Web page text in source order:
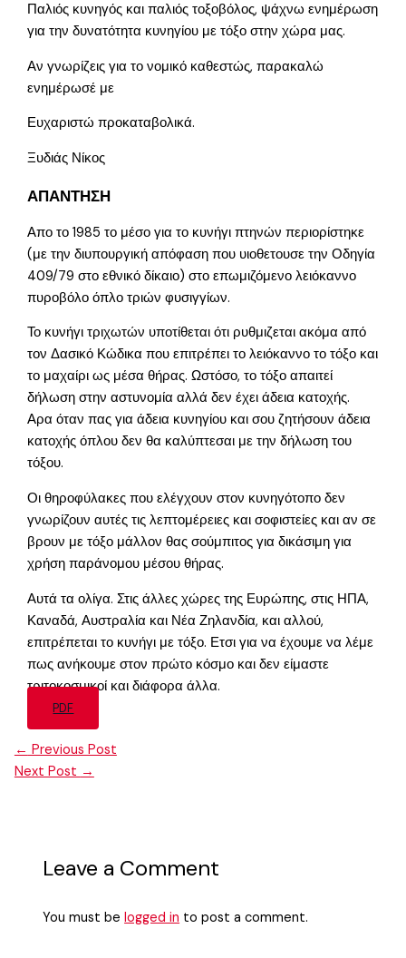
Παλιός κυνηγός και παλιός τοξοβόλος, ψάχνω ενημέρωση
για την δυνατότητα κυνηγίου με τόξο στην χώρα μας.
Αν γνωρίζεις για το νομικό καθεστώς, παρακαλώ
ενημέρωσέ με
Ευχαριστώ προκαταβολικά.
Ξυδιάς Νίκος
ΑΠΑΝΤΗΣΗ
Απο το 1985 το μέσο για το κυνήγι πτηνών περιορίστηκε
(με την διυπουργική απόφαση που υιοθετουσε την Οδηγία
409/79 στο εθνικό δίκαιο) στο επωμιζόμενο λειόκαννο
πυροβόλο όπλο τριών φυσιγγίων.
Το κυνήγι τριχωτών υποτίθεται ότι ρυθμιζεται ακόμα από
τον Δασικό Κώδικα που επιτρέπει το λειόκαννο το τόξο και
το μαχαίρι ως μέσα θήρας. Ωστόσο, το τόξο απαιτεί
δήλωση στην αστυνομία αλλά δεν έχει άδεια κατοχής.
Αρα όταν πας για άδεια κυνηγίου και σου ζητήσουν άδεια
κατοχής όπλου δεν θα καλύπτεσαι με την δήλωση του
τόξου.
Οι θηροφύλακες που ελέγχουν στον κυνηγότοπο δεν
γνωρίζουν αυτές τις λεπτομέρειες και σοφιστείες και αν σε
βρουν με τόξο μάλλον θας σούμπιτος για δικάσιμη για
χρήση παράνομου μέσου θήρας.
Αυτά τα ολίγα. Στις άλλες χώρες της Ευρώπης, στις ΗΠΑ,
Καναδά, Αυστραλία και Νέα Ζηλανδία, και αλλού,
επιτρέπεται το κυνήγι με τόξο. Ετσι για να έχουμε να λέμε
πως ανήκουμε στον πρώτο κόσμο και δεν είμαστε
τριτοκοσμικοί και διάφορα άλλα.
PDF
← Previous Post
Next Post →
Leave a Comment
You must belogged in to post a comment.